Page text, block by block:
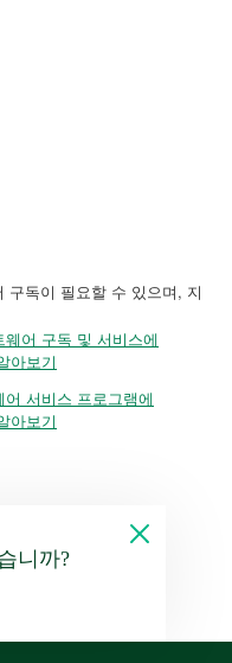
구독이 필요할 수 있으며, 지
웨어 구독 및 서비스에
아보기
어 서비스 프로그램에
아보기
니까?